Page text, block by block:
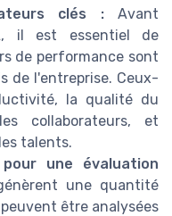
clés :Avant
il est essentiel de
de performance sont
de l'entreprise. Ceux-
la qualité du
collaborateurs, et
talents.
une évaluation
une quantité
être analysées